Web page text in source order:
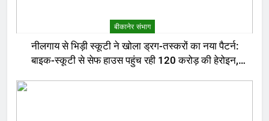
बीकानेर संभाग
नीलगाय से भिड़ी स्कूटी ने खोला ड्रग-तस्करों का नया पैटर्न:
बाइक-स्कूटी से सेफ हाउस पहुंच रही 120 करोड़ की हेरोइन,